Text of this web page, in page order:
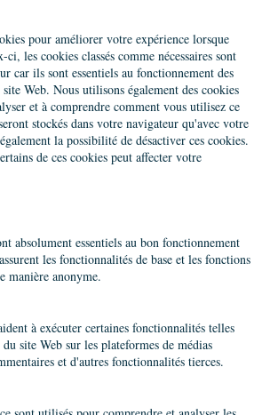
pour améliorer votre expérience lorsque
les cookies classés comme nécessaires sont
car ils sont essentiels au fonctionnement des
Web. Nous utilisons également des cookies
et à comprendre comment vous utilisez ce
stockés dans votre navigateur qu'avec votre
la possibilité de désactiver ces cookies.
de ces cookies peut affecter votre
absolument essentiels au bon fonctionnement
les fonctionnalités de base et les fonctions
manière anonyme.
à exécuter certaines fonctionnalités telles
site Web sur les plateformes de médias
et d'autres fonctionnalités tierces.